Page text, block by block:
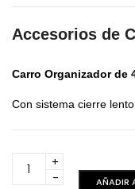
Accesorios de
Carro Organizador de
Con sistema cierre lento
AÑADIR